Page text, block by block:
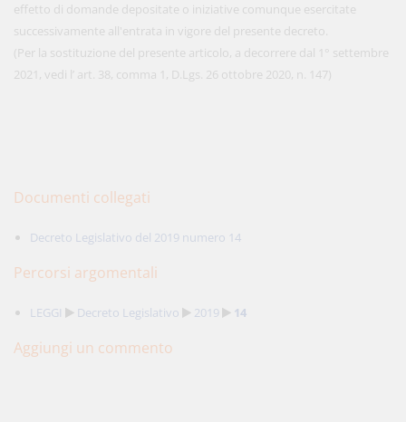
effetto di domande depositate o iniziative comunque esercitate
successivamente all'entrata in vigore del presente decreto.
(Per la sostituzione del presente articolo, a decorrere dal 1° settembre
2021, vedi l’ art. 38, comma 1, D.Lgs. 26 ottobre 2020, n. 147)
Documenti collegati
Decreto Legislativo del 2019 numero 14
Percorsi argomentali
LEGGI Decreto Legislativo 2019 14
Aggiungi un commento